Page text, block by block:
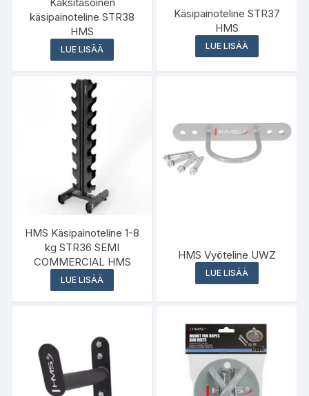
käsipainoteline STR38
HMS
LUE LISÄÄ
Käsipainoteline STR37
HMS
LUE LISÄÄ
HMS Käsipainoteline 1-8
kg STR36 SEMI
COMMERCIAL HMS
LUE LISÄÄ
HMS Vyöteline UWZ
LUE LISÄÄ